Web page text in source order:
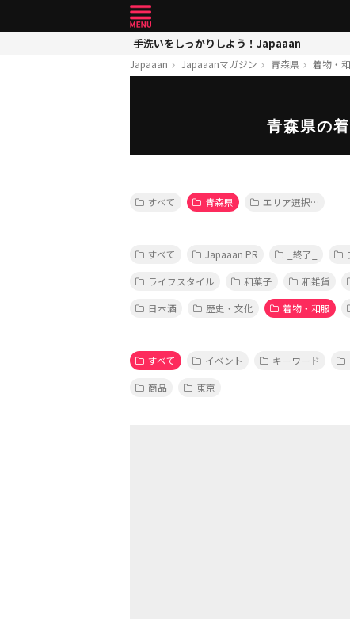
手洗いをしっかりしよう！Japaaan
Japaaan Japaaanマガジン 青森県 着物・
青森県の
すべて 青森県 エリア選択…
すべて Japaaan PR _終了_
ライフスタイル
和菓子 和雑貨
日本酒
歴史・文化 着物・和服
すべて イベント キーワード
商品
東京